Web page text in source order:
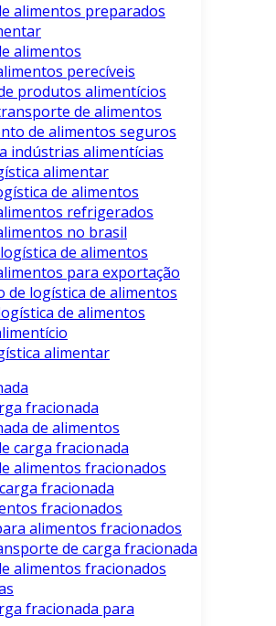
alimentos preparados
alimentos
perecíveis
produtos alimentícios
de alimentos
de alimentos seguros
indústrias alimentícias
alimentar
de alimentos
refrigerados
no brasil
de alimentos
para exportação
de logística de alimentos
de alimentos
alimentar
fracionada
de alimentos
carga fracionada
alimentos fracionados
fracionada
fracionados
alimentos fracionados
de carga fracionada
alimentos fracionados
fracionada para